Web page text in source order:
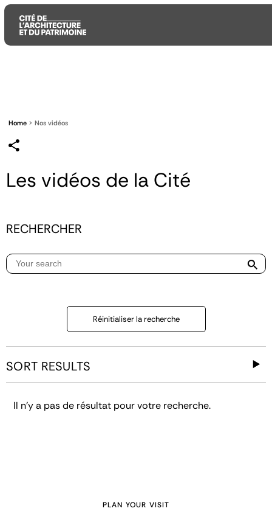
principal
principal
recherche
Home Nos vidéos
Les vidéos de la Cité
RECHERCHER
Réinitialiser la recherche
SORT RESULTS
Il n'y a pas de résultat pour votre recherche.
PLAN YOUR VISIT